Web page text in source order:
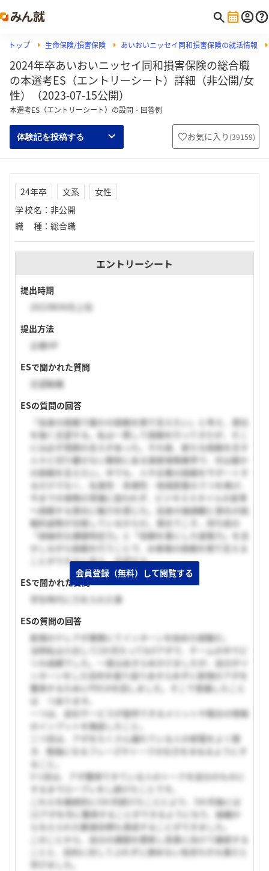
トップ 生命保険/損害保険 あいおいニッセイ同和損害保険の就活情報
2024年卒あいおいニッセイ同和損害保険の総合職
の本選考ES（エントリーシート）詳細（非公開/女
性）（2023-07-15公開）
本選考ES（エントリーシート）の設問・回答例
体験記を投稿する お気に入り (39159)
24年卒 文系
女性
学校名 ： 非公開
職種 ： 総合職
エントリーシート
提出時期
2023年04月上旬
提出方法
企業HP
ESで聞かれた質問
志望動機
ESの質問の回答
「自身の挑戦で誰かの挑戦を側で支えたい」と考え、貴社
を強く志望する。私は一貫して挑戦を行ってきたが、そこ
には必ず周囲の支えがあった。それ故、新たな挑戦を志す
人々と切り離せない関係にある損害保険業界で、次は誰か
の挑戦を支えたい。中でも、人や企業の挑戦をサポートす
るだけでなく、先進性・多様性・地域密着の３つを掲げ、
今までの保険の常識に捉われず、ビジネススタイルの変革
へ挑戦する貴社に魅力を感じた。自身の価値観と貴社の挑
戦的姿勢が合致しているからだ。貴社でこそ、持ち前の
「俯瞰的な課題特定力」と「信頼を基にした提案力」を活
かしながら挑戦を行うことで、お客様の挑戦を側で支える
ことができると考え、志望する。
ESで聞かれた質問
学生時代に力を入れた事
ESの質問の回答
新規のテレアポ業務にてインターンを始めた経験だ。
当時私は入社して2か月たっても0アポで、チームの中でビ
リの成績でした。一度はあきらめかけましたが、自分がイ
ンターンをした目的を振り返りあきらめずに新規のアポを
獲得するためにPDCAを回しました。そこで意識したこと
は つあります。
一つは、自社サービスが提供できるメリットや競合の情報
のインプットを徹底したこと。
二つ目は、アポをたくさん撮れている人の架電をよく聞
き、勉強になるフレーズやトークの仕方をまねるようにす
ること。
3つ目は、アポ獲得できている人のトークを自分のものに
するまでロープレをし続けたことです。
これらを継続的に3か月続けたことにより、3か月後には
12アポを月に獲得することができるようになり、組織か
ら与えられた数値目標も達成することができました。
このことから、自分の課題を模索し改善に向けて継続する
ことと、目的に対してぶれずに諦めない気持ちが大事だと
学びました。
会員登録（無料）して閲覧する